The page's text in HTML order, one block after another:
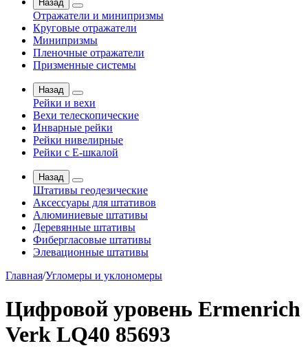
Назад
Отражатели и минипризмы
Круговые отражатели
Минипризмы
Пленочные отражатели
Призменные системы
Назад
Рейки и вехи
Вехи телескопические
Инварные рейки
Рейки нивелирные
Рейки с Е-шкалой
Назад
Штативы геодезические
Аксессуары для штативов
Алюминиевые штативы
Деревянные штативы
Фибергласовые штативы
Элевационные штативы
Главная/Угломеры и уклономеры
Цифровой уровень Ermenrich
Verk LQ40 85693